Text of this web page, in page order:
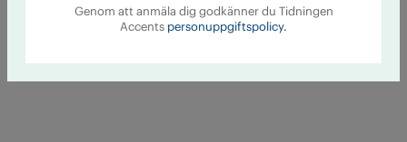
Genom att anmäla dig godkänner du Tidningen
Accents personuppgiftspolicy.